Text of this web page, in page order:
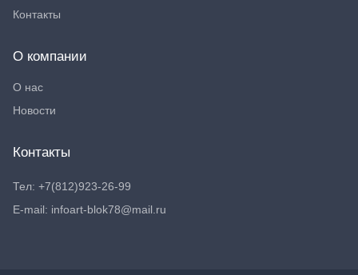
Контакты
О компании
О нас
Новости
Контакты
Тел: +7(812)923-26-99
E-mail: infoart-blok78@mail.ru